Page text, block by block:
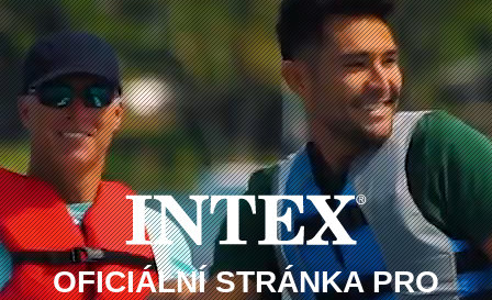
OFICIÁLNÍ STRÁNKA PRO